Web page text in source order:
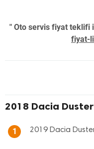
" Oto servis fiyat teklifi
fiyat-
2018 Dacia
1 2019 Dacia